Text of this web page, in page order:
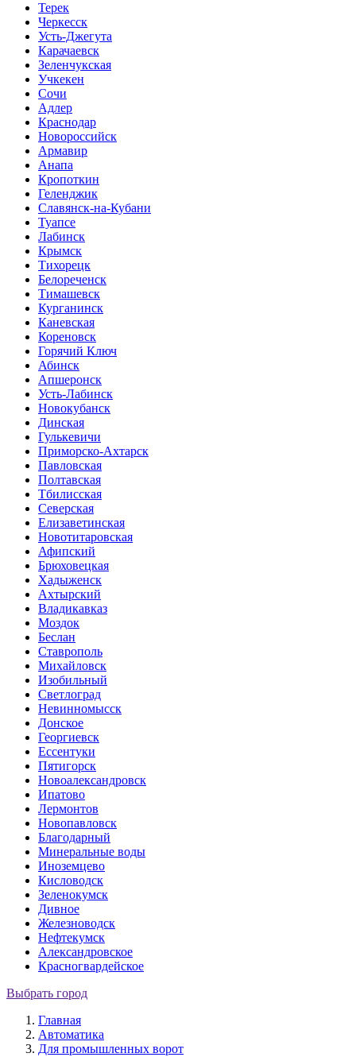
Терек
Черкесск
Усть-Джегута
Карачаевск
Зеленчукская
Учкекен
Сочи
Адлер
Краснодар
Новороссийск
Армавир
Анапа
Кропоткин
Геленджик
Славянск-на-Кубани
Туапсе
Лабинск
Крымск
Тихорецк
Белореченск
Тимашевск
Курганинск
Каневская
Кореновск
Горячий Ключ
Абинск
Апшеронск
Усть-Лабинск
Новокубанск
Динская
Гулькевичи
Приморско-Ахтарск
Павловская
Полтавская
Тбилисская
Северская
Елизаветинская
Новотитаровская
Афипский
Брюховецкая
Хадыженск
Ахтырский
Владикавказ
Моздок
Беслан
Ставрополь
Михайловск
Изобильный
Светлоград
Невинномысск
Донское
Георгиевск
Ессентуки
Пятигорск
Новоалександровск
Ипатово
Лермонтов
Новопавловск
Благодарный
Минеральные воды
Иноземцево
Кисловодск
Зеленокумск
Дивное
Железноводск
Нефтекумск
Александровское
Красногвардейское
Выбрать город
Главная
Автоматика
Для промышленных ворот